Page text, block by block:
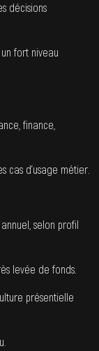
décisions
fort niveau
finance,
cas d’usage métier.
selon profil
levée de fonds.
présentielle